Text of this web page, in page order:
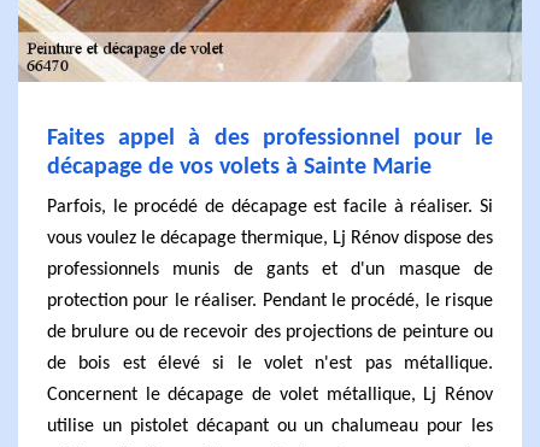
Faites appel à des professionnel pour le
décapage de vos volets à Sainte Marie
Parfois, le procédé de décapage est facile à réaliser. Si
vous voulez le décapage thermique, Lj Rénov dispose des
professionnels munis de gants et d'un masque de
protection pour le réaliser. Pendant le procédé, le risque
de brulure ou de recevoir des projections de peinture ou
de bois est élevé si le volet n'est pas métallique.
Concernent le décapage de volet métallique, Lj Rénov
utilise un pistolet décapant ou un chalumeau pour les